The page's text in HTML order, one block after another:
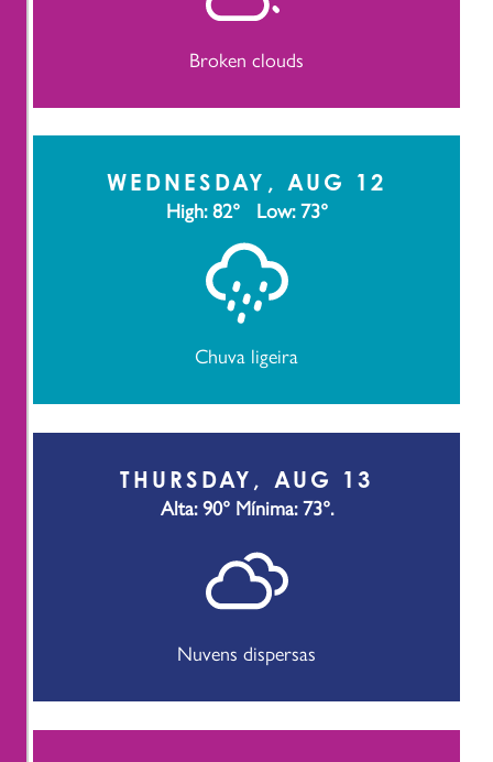
Broken clouds
WEDNESDAY, AUG 12
High: 82° Low: 73°
Chuva ligeira
THURSDAY, AUG 13
Alta: 90° Mínima: 73°.
Nuvens dispersas